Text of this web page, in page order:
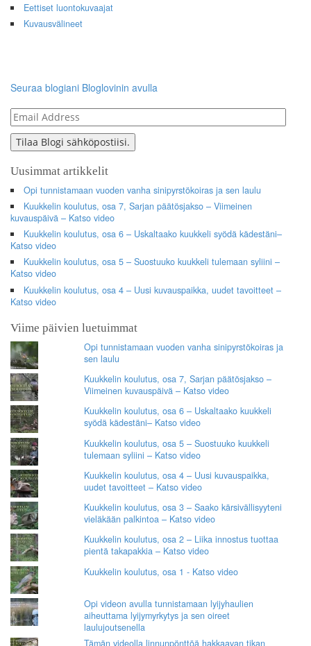
Eettiset luontokuvaajat
Kuvausvälineet
Seuraa blogiani Bloglovinin avulla
Email
Address
Tilaa Blogi sähköpostiisi.
Uusimmat artikkelit
Opi tunnistamaan vuoden vanha sinipyrstökoiras ja sen laulu
Kuukkelin koulutus, osa 7, Sarjan päätösjakso – Viimeinen
kuvauspäivä – Katso video
Kuukkelin koulutus, osa 6 – Uskaltaako kuukkeli syödä kädestäni–
Katso video
Kuukkelin koulutus, osa 5 – Suostuuko kuukkeli tulemaan syliini –
Katso video
Kuukkelin koulutus, osa 4 – Uusi kuvauspaikka, uudet tavoitteet –
Katso video
Viime päivien luetuimmat
Opi tunnistamaan vuoden vanha sinipyrstökoiras ja
sen laulu
Kuukkelin koulutus, osa 7, Sarjan päätösjakso –
Viimeinen kuvauspäivä – Katso video
Kuukkelin koulutus, osa 6 – Uskaltaako kuukkeli
syödä kädestäni– Katso video
Kuukkelin koulutus, osa 5 – Suostuuko kuukkeli
tulemaan syliini – Katso video
Kuukkelin koulutus, osa 4 – Uusi kuvauspaikka,
uudet tavoitteet – Katso video
Kuukkelin koulutus, osa 3 – Saako kärsivällisyyteni
vieläkään palkintoa – Katso video
Kuukkelin koulutus, osa 2 – Liika innostus tuottaa
pientä takapakkia – Katso video
Kuukkelin koulutus, osa 1 - Katso video
Opi videon avulla tunnistamaan lyijyhaulien
aiheuttama lyijymyrkytys ja sen oireet
laulujoutsenella
Tämän videolla linnunpönttöä hakkaavan tikan